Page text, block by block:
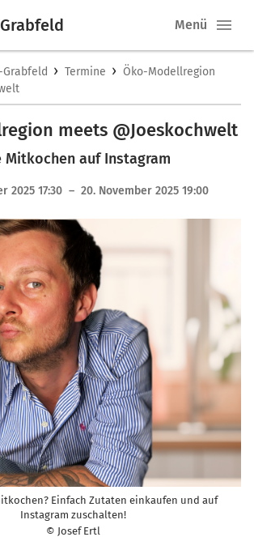
Menü
Grabfeld › Termine › Öko-Modellregion
meets @Joeskochwelt
Mitkochen auf Instagram
2025 17:30 – 20. November 2025 19:00
Einfach Zutaten einkaufen und auf
Instagram zuschalten!
© Josef Ertl